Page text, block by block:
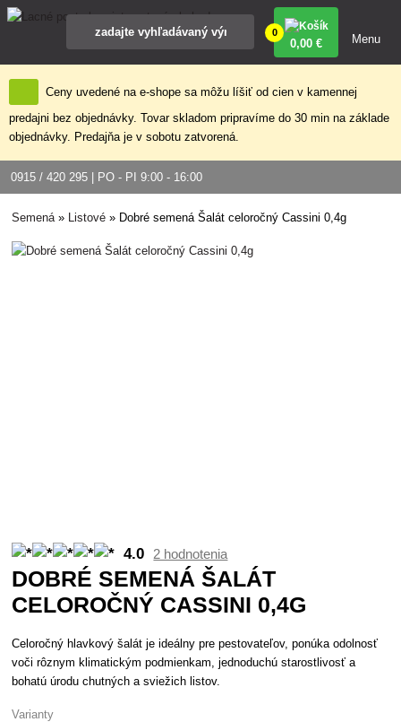
Ceny uvedené na e-shope sa môžu líšiť od cien v kamennej
predajni bez objednávky. Tovar skladom pripravíme do 30 min na základe
objednávky. Predajňa je v sobotu zatvorená.
0915 / 420 295 | PO - PI 9:00 - 16:00
0
0,00 € Menu
Semená» Listové » Dobré semená Šalát celoročný Cassini 0,4g
4.02 hodnotenia
DOBRÉ SEMENÁ ŠALÁT
CELOROČNÝ CASSINI 0,4G
Celoročný hlavkový šalát je ideálny pre pestovateľov, ponúka odolnosť
voči rôznym klimatickým podmienkam, jednoduchú starostlivosť a
bohatú úrodu chutných a sviežich listov.
Varianty